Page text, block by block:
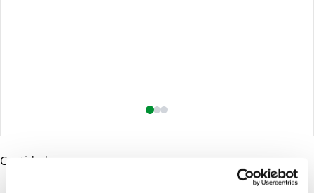
Cantidad